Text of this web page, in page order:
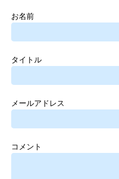
お名前
タイトル
メールアドレス
コメント